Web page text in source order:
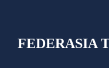
FEDERASIA